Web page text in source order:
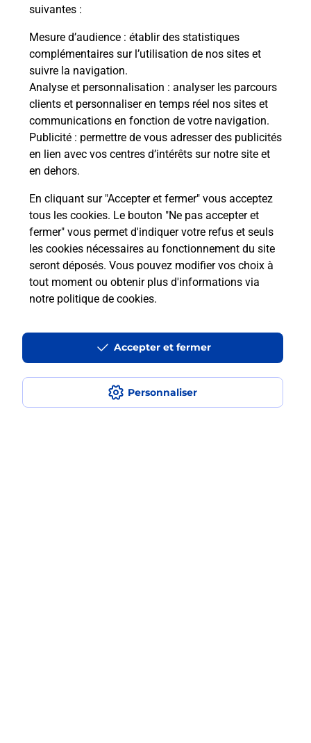
suivantes :
Mesure d’audience : établir des statistiques
complémentaires sur l’utilisation de nos sites et
suivre la navigation.
Analyse et personnalisation : analyser les parcours
clients et personnaliser en temps réel nos sites et
communications en fonction de votre navigation.
Publicité : permettre de vous adresser des publicités
en lien avec vos centres d’intérêts sur notre site et
en dehors.
En cliquant sur "Accepter et fermer" vous acceptez
tous les cookies. Le bouton "Ne pas accepter et
fermer" vous permet d'indiquer votre refus et seuls
les cookies nécessaires au fonctionnement du site
seront déposés. Vous pouvez modifier vos choix à
tout moment ou obtenir plus d'informations via
notre politique de cookies.
Personnaliser
Accepter et fermer
Questions fréquemment posées
Quel réseau utilise La Poste Mobile ?
Est-ce que je peux garder mon
numéro de mobile gratuitement ?
Est-ce que je peux bénéficier de la 5G
avec La Poste Mobile ?
Est-ce que je peux utiliser mon forfait
Est-ce que je peux payer mon iPhone
en plusieurs fois avec La Poste Mobile